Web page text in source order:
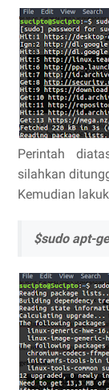
Perintah
silahkan
Kemudian
$sudo apt-